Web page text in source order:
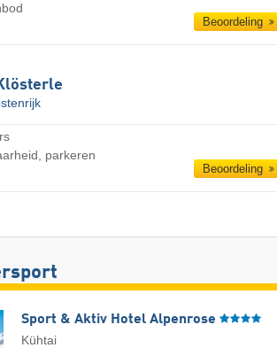
Beoordeling
parkeren
Beoordeling
Sport & Aktiv Hotel Alpenrose
Kühtai